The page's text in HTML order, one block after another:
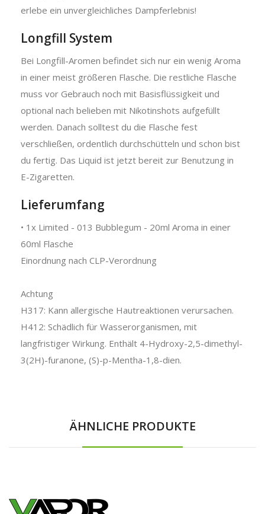
erlebe ein unvergleichliches Dampferlebnis!
Longfill System
Bei Longfill-Aromen befindet sich nur ein wenig Aroma
in einer meist größeren Flasche. Die restliche Flasche
muss vor Gebrauch noch mit Basisflüssigkeit und
optional nach belieben mit Nikotinshots aufgefüllt
werden. Danach solltest du die Flasche fest
verschließen, ordentlich durchschütteln und schon bist
du fertig. Das Liquid ist jetzt bereit zur Benutzung in
E-Zigaretten.
Lieferumfang
• 1x Limited - 013 Bubblegum - 20ml Aroma in einer
60ml Flasche
Einordnung nach CLP-Verordnung
Achtung
H317: Kann allergische Hautreaktionen verursachen.
H412: Schädlich für Wasserorganismen, mit
langfristiger Wirkung. Enthält 4-Hydroxy-2,5-dimethyl-
3(2H)-furanone, (S)-p-Mentha-1,8-dien.
ÄHNLICHE PRODUKTE